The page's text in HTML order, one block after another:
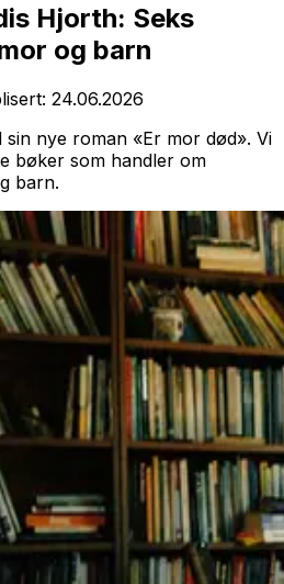
Hjorth: Seks
og barn
24.06.2026
nye roman «Er mor død». Vi
bøker som handler om
barn.